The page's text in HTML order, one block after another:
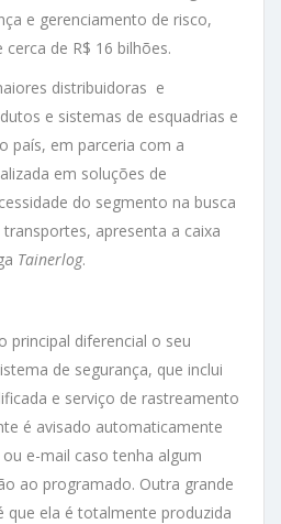
e gerenciamento de risco,
de R$ 16 bilhões.
distribuidoras e
e sistemas de esquadrias e
país, em parceria com a
em soluções de
do segmento na busca
apresenta a caixa
Tainerlog.
principal diferencial o seu
de segurança, que inclui
e serviço de rastreamento
é avisado automaticamente
e-mail caso tenha algum
ao programado. Outra grande
que ela é totalmente produzida